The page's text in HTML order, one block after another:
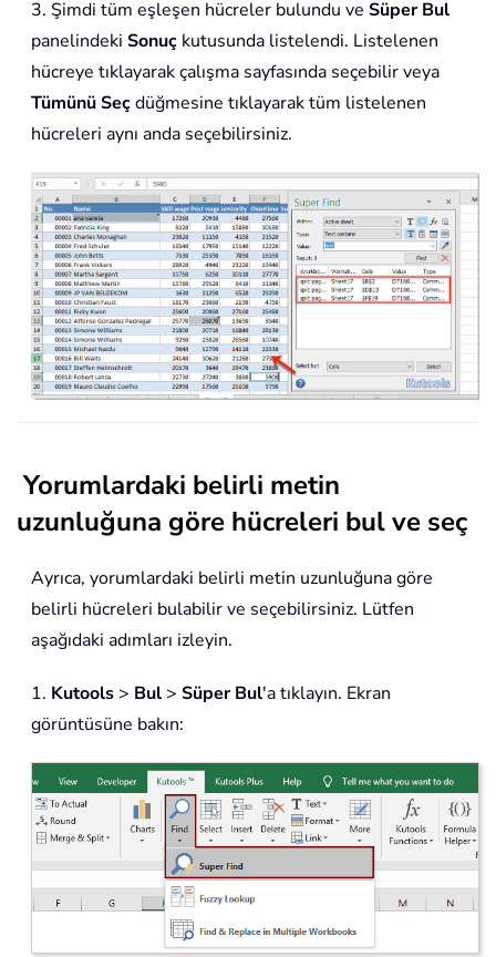
3. Şimdi tüm eşleşen hücreler bulundu ve Süper Bul
panelindeki Sonuç kutusunda listelendi. Listelenen
hücreye tıklayarak çalışma sayfasında seçebilir veya
Tümünü Seçdüğmesine tıklayarak tüm listelenen
hücreleri aynı anda seçebilirsiniz.
Yorumlardaki belirli metin
uzunluğuna göre hücreleri bul ve seç
Ayrıca, yorumlardaki belirli metin uzunluğuna göre
belirli hücreleri bulabilir ve seçebilirsiniz. Lütfen
aşağıdaki adımları izleyin.
1. Kutools > Bul > Süper Bul'a tıklayın. Ekran
görüntüsüne bakın: